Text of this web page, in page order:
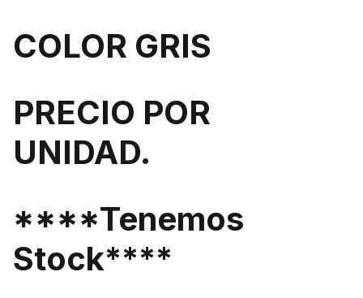
COLOR GRIS
PRECIO POR
UNIDAD.
****Tenemos
Stock****